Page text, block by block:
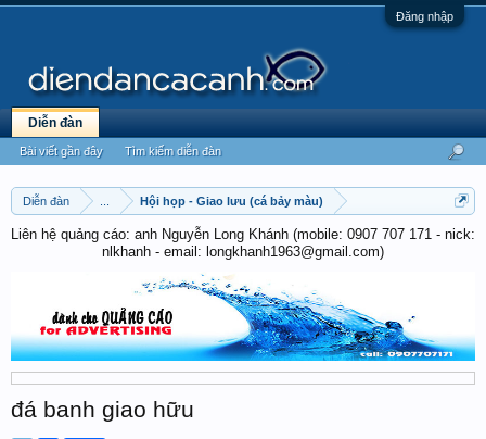
Đăng nhập
Diễn đàn Hội họp - Giao lưu (cá bảy màu)
Liên hệ quảng cáo: anh Nguyễn Long Khánh (mobile: 0907 707 171 - nick:
nlkhanh - email: longkhanh1963@gmail.com)
đá banh giao hữu
Diễn đàn
Bài viết gần đây Tìm kiếm diễn đàn